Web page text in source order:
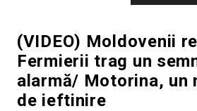
(VIDEO) Moldovenii
Fermierii trag un
alarmă/ Motorina, un
de ieftinire